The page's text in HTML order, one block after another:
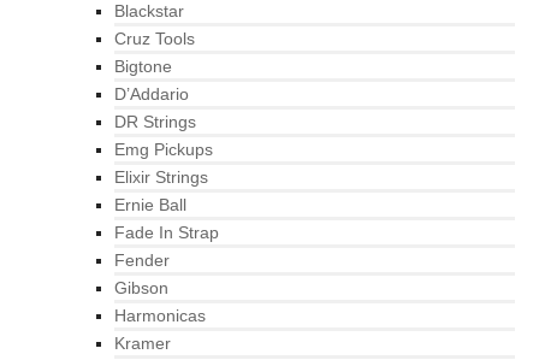
Blackstar
Cruz Tools
Bigtone
D’Addario
DR Strings
Emg Pickups
Elixir Strings
Ernie Ball
Fade In Strap
Fender
Gibson
Harmonicas
Kramer